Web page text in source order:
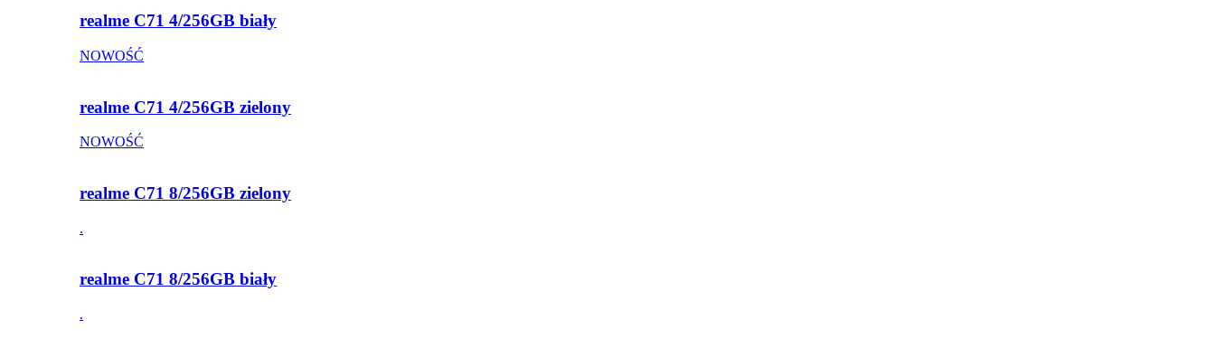
realme C71 4/256GB biały
NOWOŚĆ
realme C71 4/256GB zielony
NOWOŚĆ
realme C71 8/256GB zielony
.
realme C71 8/256GB biały
.